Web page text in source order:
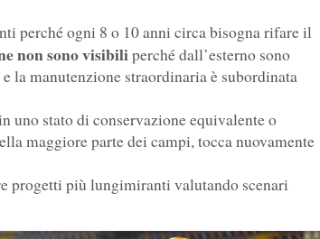
perché ogni 8 o 10 anni circa bisogna rifare il
non sono visibiliperché dall’esterno sono
la manutenzione straordinaria è subordinata
uno stato di conservazione equivalente o
maggiore parte dei campi, tocca nuovamente
progetti più lungimiranti valutando scenari